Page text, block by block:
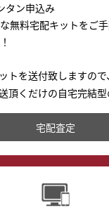
タン申込み
無料宅配キットをご
トを送付致しますの
頂くだけの自宅完結
全に査定・買取に出す
宅配査定